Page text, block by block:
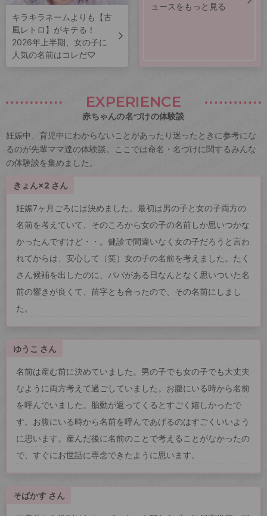
キラキラネームよりも【古
風レトロ】がキテる！
2026年上半期、女の子に
人気の名前はコレだ♡
ュースをもっと見る
EXPERIENCE
赤ちゃんの名づけの体験談
妊娠中、育児中にわからないことがあったり迷ったときに参考にな
るのが先輩ママ達の体験談。ここでは命名・名づけに関するみんな
の体験談を集めました。
きょん×2 さん
妊娠7ヶ月ごろには決めました。最初は男の子と女の子両方の
名前を考えていて、そのころから女の子の名前しか思いつかな
かったんですけど・・。健診で間違いなく女の子だろうと言わ
れてからは、安心して（笑）女の子の名前を考えました。たく
さん候補を出したのに、パパがある日なんとなく思いついた名
前の響きが良くて、苗字とも合ったので、その名前にしまし
た。
ゆうこ さん
名前は産む前に決めていました。男の子でも女の子でも大丈夫
なように両方考えて過ごしていました。お腹にいる時から名前
を呼んでいました。胎動が返ってくるとすごく嬉しかったで
す。お腹にいる時から名前を呼んであげるのはすごくいいよう
に思います。産んだ後に名前のことで考えることがなかったの
で、すぐにお世話に専念できたように思います。
そばかす さん